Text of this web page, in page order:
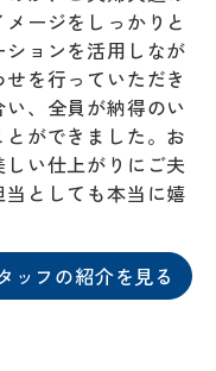
ジン
ック
て
ォー
れ
ター
ロー
会
予
約
来
店
約
ージをしっかりと
ョンを活用しなが
を行っていただき
、全員が納得のい
ができました。お
い仕上がりにご夫
としても本当に嬉
ッフの紹介を見る